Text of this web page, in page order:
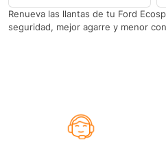
Renueva las llantas de tu Ford
seguridad, mejor agarre y menor